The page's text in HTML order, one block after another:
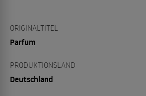
ORIGINALTITEL
Parfum
PRODUKTIONSLAND
Deutschland